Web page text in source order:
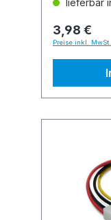
lieferbar
3,98 €
Preise inkl.